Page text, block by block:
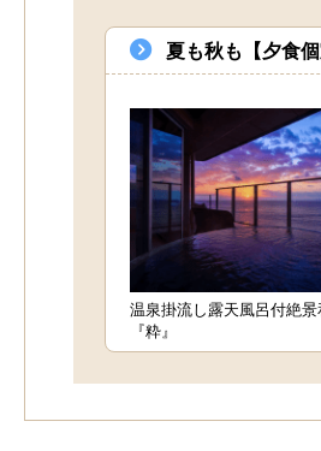
夏も秋も【夕食
温泉掛流し露天風呂付絶
『粋』